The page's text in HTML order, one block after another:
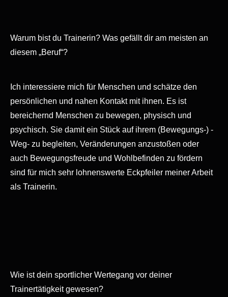
Warum bist du Trainerin? Was gefällt dir am meisten an
diesem „Beruf“?
Ich interessiere mich für Menschen und schätze den
persönlichen und nahen Kontakt mit ihnen. Es ist
bereichernd Menschen zu bewegen, physisch und
psychisch. Sie damit ein Stück auf ihrem (Bewegungs-) -
Weg- zu begleiten, Veränderungen anzustoßen oder
auch Bewegungsfreude und Wohlbefinden zu fördern
sind für mich sehr lohnenswerte Eckpfeiler meiner Arbeit
als Trainerin.
Wie ist dein sportlicher Wertegang vor deiner
Trainertätigkeit gewesen?